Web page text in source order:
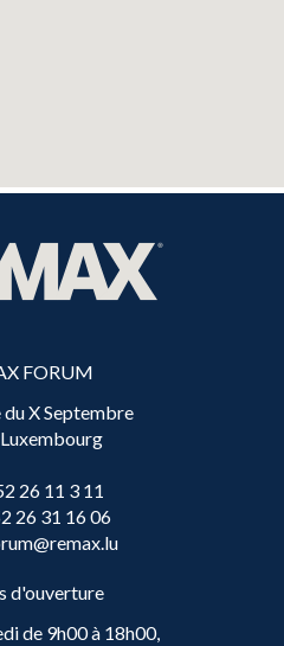
FORUM
du X Septembre
26 11 3 11
26 31 16 06
d'ouverture
de 9h00 à 18h00,